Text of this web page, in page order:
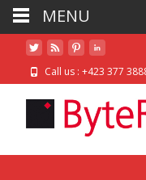
Call us : +423 377
MENU